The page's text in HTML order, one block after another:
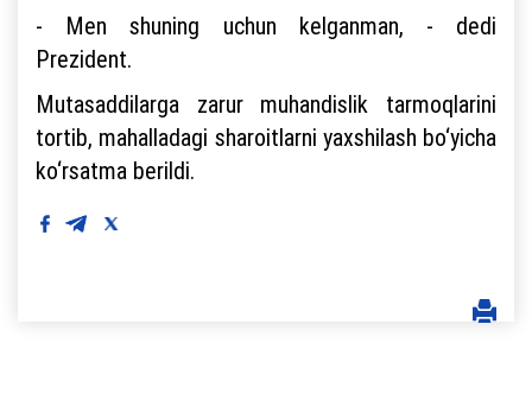
- Men shuning uchun kelganman, - dedi
Prezident.
Mutasaddilarga zarur muhandislik tarmoqlarini
tortib, mahalladagi sharoitlarni yaxshilash bo‘yicha
ko‘rsatma berildi.